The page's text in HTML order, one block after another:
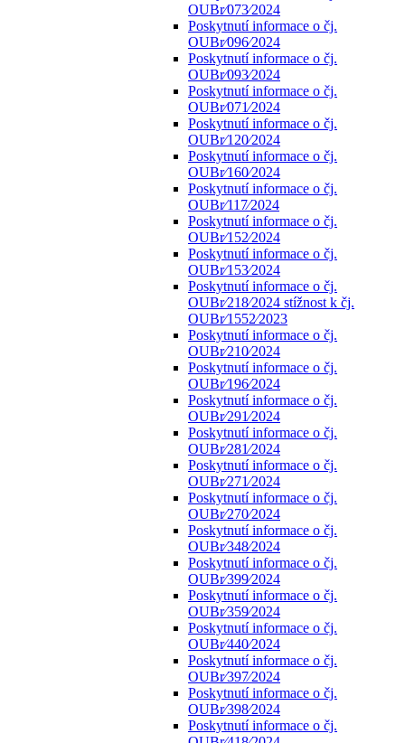
OUBr⁄073⁄2024
Poskytnutí informace o čj.
OUBr⁄096⁄2024
Poskytnutí informace o čj.
OUBr⁄093⁄2024
Poskytnutí informace o čj.
OUBr⁄071⁄2024
Poskytnutí informace o čj.
OUBr⁄120⁄2024
Poskytnutí informace o čj.
OUBr⁄160⁄2024
Poskytnutí informace o čj.
OUBr⁄117⁄2024
Poskytnutí informace o čj.
OUBr⁄152⁄2024
Poskytnutí informace o čj.
OUBr⁄153⁄2024
Poskytnutí informace o čj.
OUBr⁄218⁄2024 stížnost k čj.
OUBr⁄1552⁄2023
Poskytnutí informace o čj.
OUBr⁄210⁄2024
Poskytnutí informace o čj.
OUBr⁄196⁄2024
Poskytnutí informace o čj.
OUBr⁄291⁄2024
Poskytnutí informace o čj.
OUBr⁄281⁄2024
Poskytnutí informace o čj.
OUBr⁄271⁄2024
Poskytnutí informace o čj.
OUBr⁄270⁄2024
Poskytnutí informace o čj.
OUBr⁄348⁄2024
Poskytnutí informace o čj.
OUBr⁄399⁄2024
Poskytnutí informace o čj.
OUBr⁄359⁄2024
Poskytnutí informace o čj.
OUBr⁄440⁄2024
Poskytnutí informace o čj.
OUBr⁄397⁄2024
Poskytnutí informace o čj.
OUBr⁄398⁄2024
Poskytnutí informace o čj.